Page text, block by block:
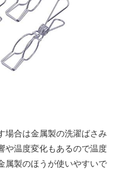
場合は金属製の洗濯ばさみ
や温度変化もあるので温度
属製のほうが使いやすいで